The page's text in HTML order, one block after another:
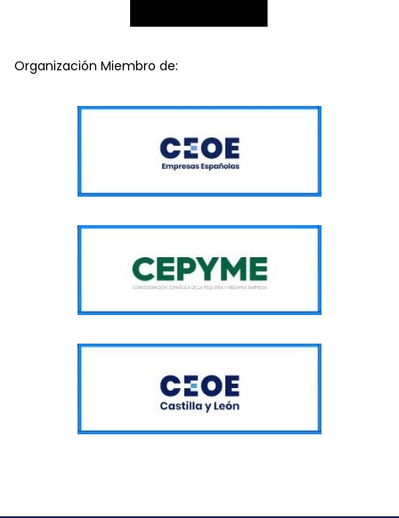
Organización Miembro de: